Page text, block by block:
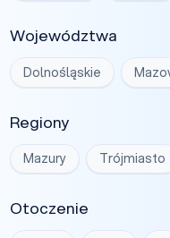
Województwa
Dolnośląskie
Regiony
Mazury Trójmiasto
Otoczenie